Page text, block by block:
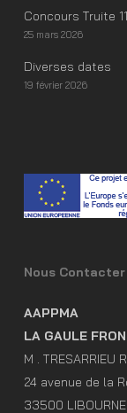
Concours Truite
25 mars 2026
Diverses dates
19 février 2026
Nous Contacter
AAPPMA
LA GAULE
M . TRESARRIEU
24 avenue de la
33500 LIBOURNE